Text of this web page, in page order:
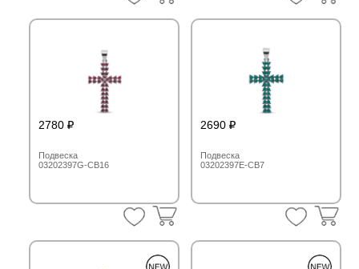
2690
Подвеска
03202397E-CB7
2780
Подвеска
03202397G-CB16